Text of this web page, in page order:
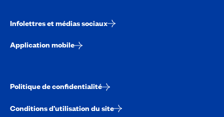
Infolettres et médias sociaux
Application mobile
Politique de confidentialité
Conditions d’utilisation du site